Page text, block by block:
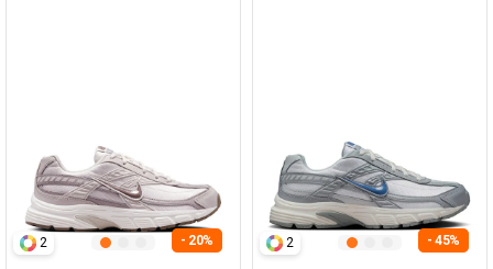
2 - 20% 2 - 45%